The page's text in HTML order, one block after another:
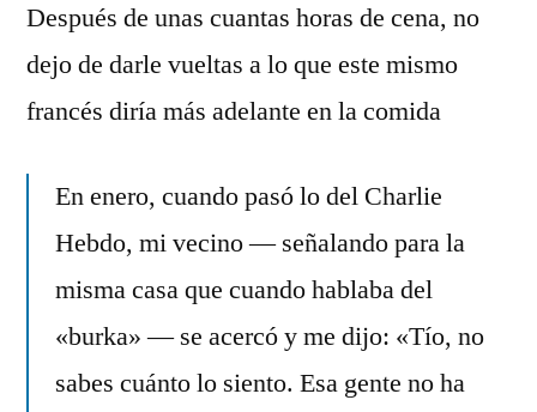
Después de unas cuantas horas de cena, no
dejo de darle vueltas a lo que este mismo
francés diría más adelante en la comida
En enero, cuando pasó lo del Charlie
Hebdo, mi vecino — señalando para la
misma casa que cuando hablaba del
«burka» — se acercó y me dijo: «Tío, no
sabes cuánto lo siento. Esa gente no ha